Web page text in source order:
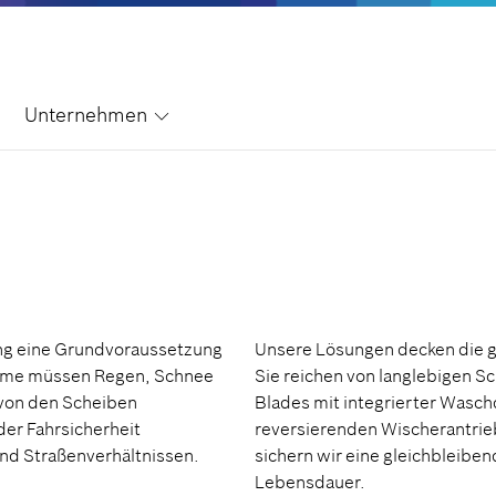
Unternehmen
eine Grundvoraussetzung
müssen Regen, Schnee
den Scheiben
Fahrsicherheit
Straßenverhältnissen.
Unsere Lösungen decken
Sie reichen von langlebigen
Blades mit integrierter
reversierenden
sichern wir eine
Lebensdauer.